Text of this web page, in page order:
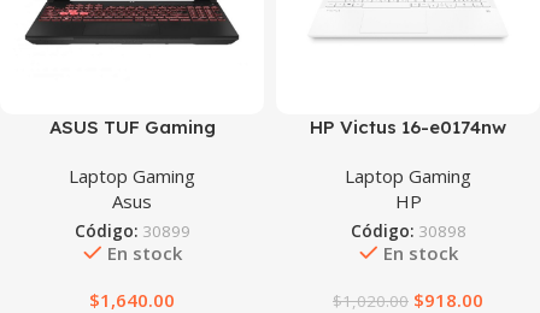
ASUS TUF Gaming
Laptop Gaming
Asus
Código: 30899
En stock
$1,640.00
HP Victus 16-e0174nw
Laptop Gaming
HP
Código: 30898
En stock
$1,020.00 $918.00